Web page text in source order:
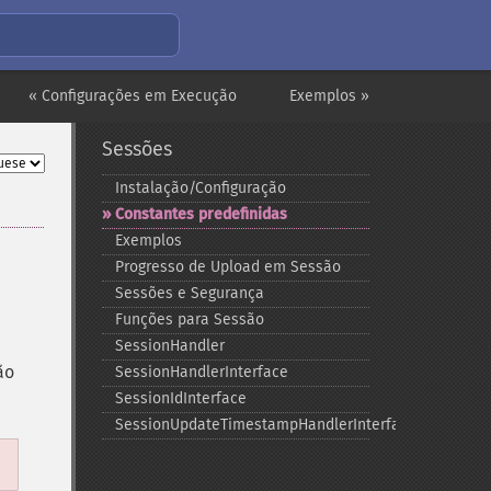
Exemplos »
« Configurações em Execução
Sessões
Instalação/Configuração
Constantes predefinidas
Exemplos
Progresso de Upload em Sessão
Sessões e Segurança
Funções para Sessão
SessionHandler
SessionHandlerInterface
SessionIdInterface
SessionUpdateTimestampHandlerInterface